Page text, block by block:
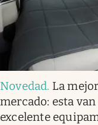
Novedad. La
mercado: esta
excelente